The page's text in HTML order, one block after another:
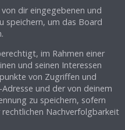
dir eingegebenen und
speichern, um das Board
im Rahmen einer
und seinen Interessen
von Zugriffen und
und der von deinem
zu speichern, sofern
Nachverfolgbarkeit